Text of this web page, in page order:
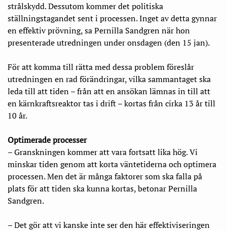
strålskydd. Dessutom kommer det politiska
ställningstagandet sent i processen. Inget av detta gynnar
en effektiv prövning, sa Pernilla Sandgren när hon
presenterade utredningen under onsdagen (den 15 jan).
För att komma till rätta med dessa problem föreslår
utredningen en rad förändringar, vilka sammantaget ska
leda till att tiden – från att en ansökan lämnas in till att
en kärnkraftsreaktor tas i drift – kortas från cirka 13 år till
10 år.
Optimerade processer
– Granskningen kommer att vara fortsatt lika hög. Vi
minskar tiden genom att korta väntetiderna och optimera
processen. Men det är många faktorer som ska falla på
plats för att tiden ska kunna kortas, betonar Pernilla
Sandgren.
– Det gör att vi kanske inte ser den här effektiviseringen